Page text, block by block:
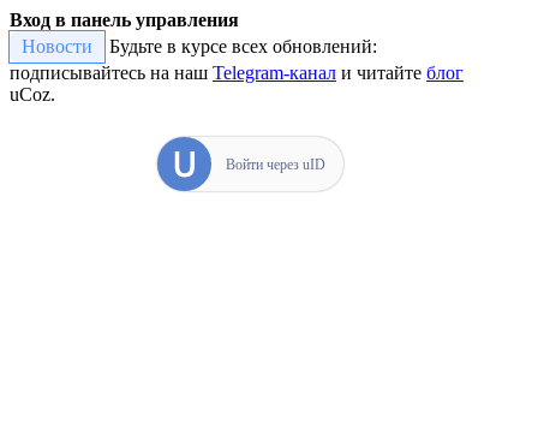
Вход в панель управления
Новости
Будьте в курсе всех обновлений:
подписывайтесь на наш Telegram-канал и читайте блог
uCoz.
Войти через uID